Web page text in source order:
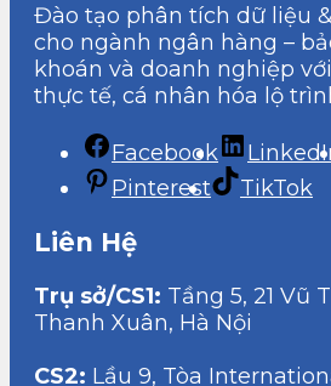
Đào tạo phân tích dữ liệu
cho ngành ngân hàng –
khoán và doanh nghiệp
thực tế, cá nhân hóa lộ
Facebook
Pinterest
TikTok
Liên Hệ
Trụ sở/CS1: Tầng 5, 21 Vũ
Thanh Xuân, Hà Nội
CS2: Lầu 9, Tòa